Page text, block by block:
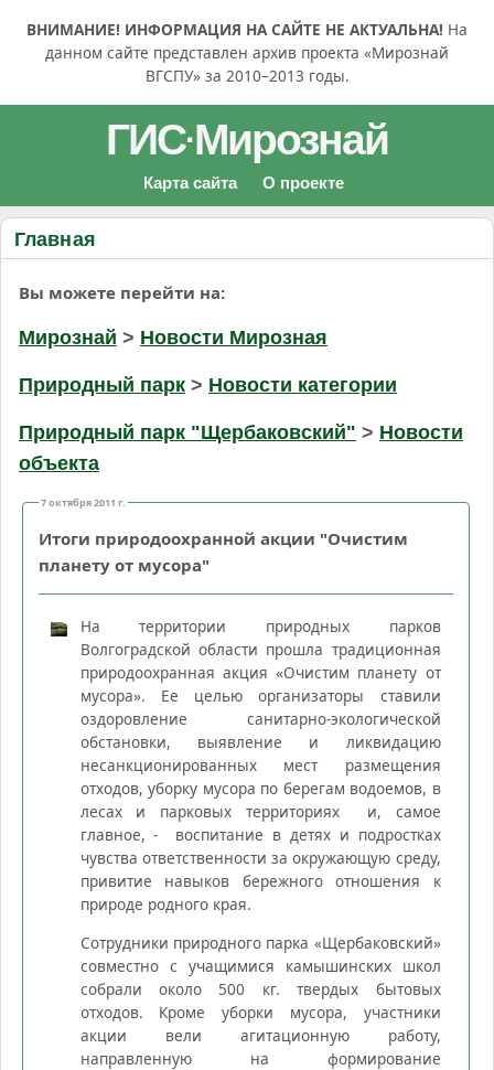
ВНИМАНИЕ! ИНФОРМАЦИЯ НА САЙТЕ НЕ АКТУАЛЬНА! На
данном сайте представлен архив проекта «Мирознай
ВГСПУ» за 2010–2013 годы.
ГИС·Мирознай
Карта сайта О проекте
Главная
Вы можете перейти на:
Мирознай > Новости Мирозная
Природный парк > Новости категории
Природный парк "Щербаковский" > Новости
объекта
7 октября 2011 г.
Итоги природоохранной акции "Очистим
планету от мусора"
На территории природных парков
Волгоградской области прошла традиционная
природоохранная акция «Очистим планету от
мусора». Ее целью организаторы ставили
оздоровление санитарно-экологической
обстановки, выявление и ликвидацию
несанкционированных мест размещения
отходов, уборку мусора по берегам водоемов, в
лесах и парковых территориях и, самое
главное, - воспитание в детях и подростках
чувства ответственности за окружающую среду,
привитие навыков бережного отношения к
природе родного края.
Сотрудники природного парка «Щербаковский»
совместно с учащимися камышинских школ
собрали около 500 кг. твердых бытовых
отходов. Кроме уборки мусора, участники
акции вели агитационную работу,
направленную на формирование